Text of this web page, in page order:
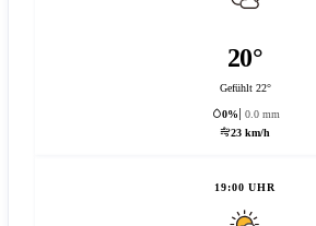
20°
Gefühlt 22°
0%
0.0 mm
23 km/h
19:00 UHR